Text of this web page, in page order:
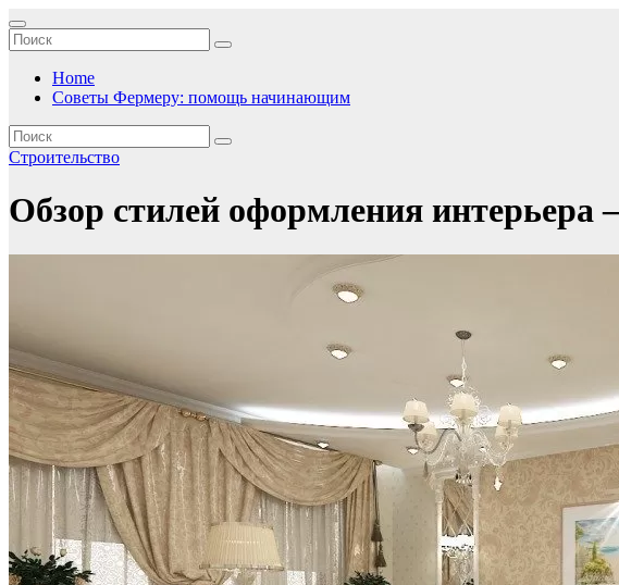
Перейти
к
содержимому
Home
Советы Фермеру: помощь начинающим
Строительство
Обзор стилей оформления интерьера